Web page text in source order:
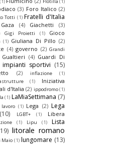
(1) Flotilla (1)
(3) Foro Italico (2)
Totti (1) Fratelli d'Italia
Gaza (4) Giachetti (3)
Gigi Proietti (1)
Gioco
(1) Giuliana Di Pillo (2)
(4) governo (2) Grandi
Gualtieri (4) Guardi Di
impianti sportivi (15)
(2) inflazione (1)
(1)
Iniziativa
d'Italia (2) ippodromo(1)
(1) LaMiaSettimana (7)
lavoro (1) Lega (2) Lega
(10) LGBT+ (1)
Libera
(1) Lipu (1)
Lista
litorale romano
(1) lungomare (13)